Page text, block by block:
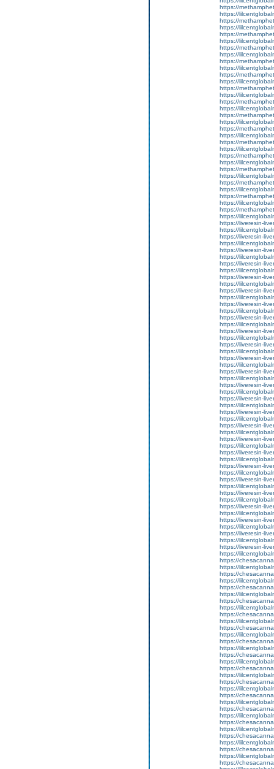
https://
https://
https://
https://
https://
https://
https://
https://
https://
https://
https://
https://
https://
https://
https://
https://
https://
https://
https://
https://
https://
https://
https://
https://
https://
https://
https://
https://
https://
https://
https://
https://
https://liveresin-
https://
https://liveresin-
https://
https://liveresin-
https://
https://liveresin-
https://
https://liveresin-
https://
https://liveresin-
https://
https://liveresin-
https://
https://liveresin-
https://
https://liveresin-
https://
https://liveresin-
https://
https://liveresin-
https://
https://liveresin-
https://
https://liveresin-
https://
https://liveresin-
https://
https://liveresin-
https://
https://liveresin-
https://
https://liveresin-
https://
https://liveresin-
https://
https://liveresin-
https://
https://liveresin-
https://
https://liveresin-
https://
https://liveresin-
https://
https://liveresin-
https://
https://liveresin-
https://
https://liveresin-
https://
https://
https://
https://
https://
https://
https://
https://
https://
https://
https://
https://
https://
https://
https://
https://
https://
https://
https://
https://
https://
https://
https://
https://
https://
https://
https://
https://
https://
https://
https://
https://